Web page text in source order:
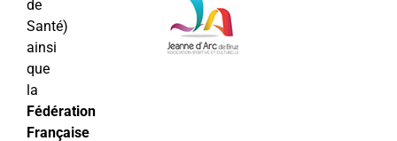
de
Santé)
ainsi
que
la
Fédération
Française